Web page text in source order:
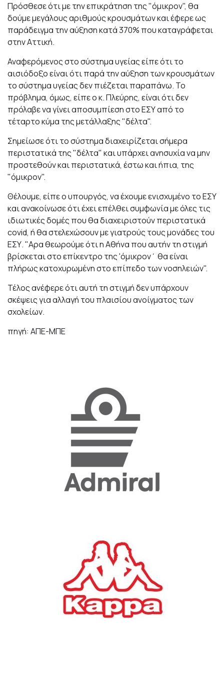
Πρόσθεσε ότι με την επικράτηση της "όμικρον", θα
δούμε μεγάλους αριθμούς κρουσμάτων και έφερε ως
παράδειγμα την αύξηση κατά 370% που καταγράφεται
στην Αττική.
Αναφερόμενος στο σύστημα υγείας είπε ότι το
αισιόδοξο είναι ότι παρά την αύξηση των κρουσμάτων
το σύστημα υγείας δεν πιέζεται παραπάνω. Το
πρόβλημα, όμως, είπε ο κ. Πλεύρης, είναι ότι δεν
πρόλαβε να γίνει αποσυμπίεση στο ΕΣΥ από το
τέταρτο κύμα της μετάλλαξης "δέλτα".
Σημείωσε ότι το σύστημα διαχειρίζεται σήμερα
περιστατικά της "δέλτα" και υπάρχει ανησυχία να μην
προστεθούν και περιστατικά, έστω και ήπια, της
"όμικρον".
Θέλουμε, είπε ο υπουργός, να έχουμε ενισχυμένο το ΕΣΥ
και ανακοίνωσε ότι έχει επέλθει συμφωνία με όλες τις
ιδιωτικές δομές που θα διαχειριστούν περιστατικά
covid, ή θα στελεχώσουν με γιατρούς τους μονάδες του
ΕΣΥ. "Αρα θεωρούμε ότι η Αθήνα που αυτήν τη στιγμή
βρίσκεται στο επίκεντρο της 'όμικρον΄ θα είναι
πλήρως κατοχυρωμένη στο επίπεδο των νοσηλειών".
Τέλος ανέφερε ότι αυτή τη στιγμή δεν υπάρχουν
σκέψεις για αλλαγή του πλαισίου ανοίγματος των
σχολείων.
πηγή: ΑΠΕ-ΜΠΕ